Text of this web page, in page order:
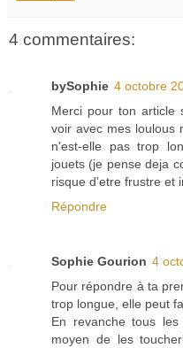
4 commentaires:
bySophie 4 octobre
Merci pour ton article
voir avec mes loulous
n'est-elle pas trop
jouets (je pense deja
risque d'etre frustre et
Répondre
Sophie Gourion 4
Pour répondre à ta
trop longue, elle peut
En revanche tous
moyen de les